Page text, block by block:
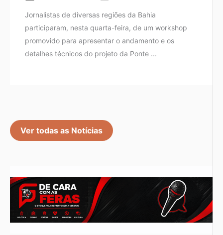
Jornalistas de diversas regiões da Bahia
participaram, nesta quarta-feira, de um workshop
promovido para apresentar o andamento e os
detalhes técnicos do projeto da Ponte ...
Ver todas as Notícias